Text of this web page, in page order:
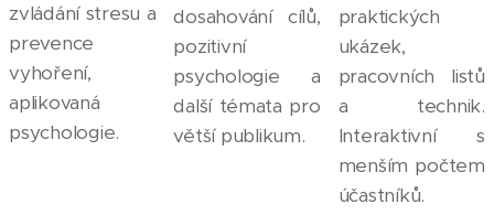
zvládání stresu a
prevence
vyhoření,
aplikovaná
psychologie.
dosahování cílů,
pozitivní
psychologie a
další témata pro
větší publikum.
praktických
ukázek,
pracovních listů
a technik.
Interaktivní s
menším počtem
účastníků.